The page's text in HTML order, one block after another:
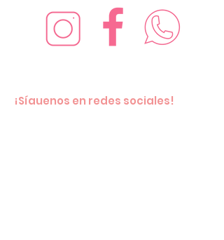
¡Síguenos en redes sociales!